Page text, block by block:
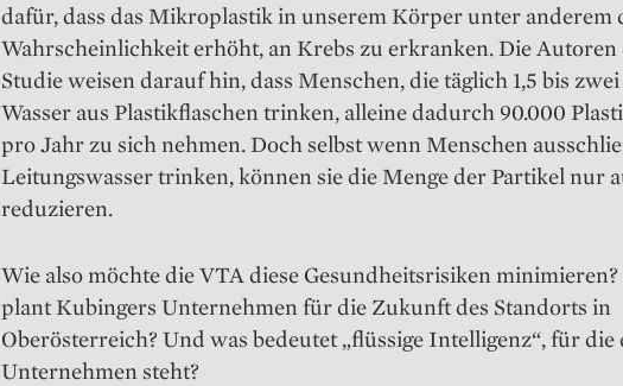
dafür, dass das Mikroplastik in unserem Körper unter anderem
Wahrscheinlichkeit erhöht, an Krebs zu erkranken. Die Autoren
Studie weisen darauf hin, dass Menschen, die täglich 1,5 bis
Wasser aus Plas­tikflaschen trinken, alleine dadurch 90.000
pro Jahr zu sich nehmen. Doch selbst wenn ­Menschen
Leitungswasser trinken, können sie die Menge der Partikel nur
reduzieren.
Wie also möchte die VTA diese Gesundheitsrisiken minimieren?
plant Kubingers Unternehmen für die Zukunft des Standorts in
Oberösterreich? Und was bedeutet „flüssige Intelligenz“, für die
Unternehmen steht?